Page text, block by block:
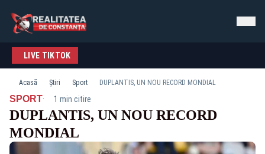
LIVE TIKTOK
Acasă Știri Sport DUPLANTIS, UN NOU RECORD MONDIAL
SPORT· 1 min citire
DUPLANTIS, UN NOU RECORD
MONDIAL